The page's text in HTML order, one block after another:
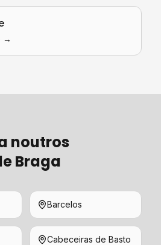
→
noutros
Braga
Barcelos
Cabeceiras de Basto